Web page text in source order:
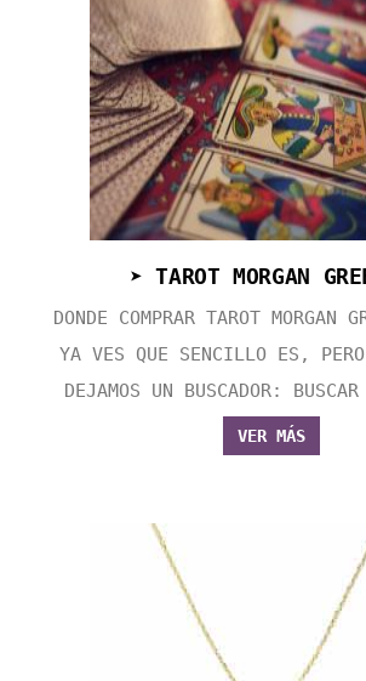
➤ TAROT MORGAN
DONDE COMPRAR TAROT MORGAN
YA VES QUE SENCILLO ES,
DEJAMOS UN BUSCADOR:
VER MÁS